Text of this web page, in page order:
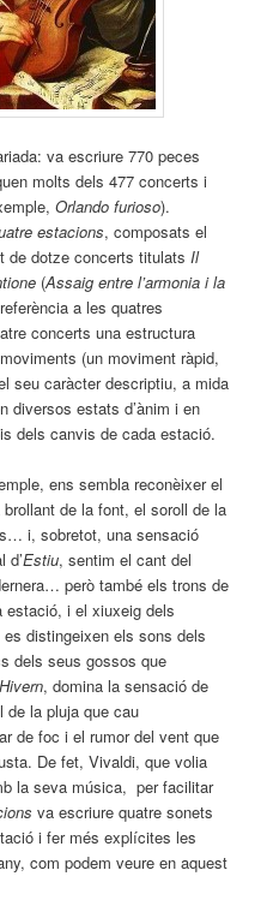
va escriure 770 peces
molts dels 477 concerts i
Orlando furioso).
estacions, composats el
de dotze concerts titulatsIl
(Assaig entre l’armonia i la
a les quatres
concerts una estructura
(un moviment ràpid,
seu caràcter descriptiu, a mida
diversos estats d’ànim i en
dels canvis de cada estació.
ens sembla reconèixer el
de la font, el soroll de la
i, sobretot, una sensació
d’Estiu, sentim el cant del
però també els trons de
estació, i el xiuxeig dels
es distingeixen els sons dels
dels seus gossos que
Hivern, domina la sensació de
de la pluja que cau
de foc i el rumor del vent que
De fet, Vivaldi, que volia
la seva música, per facilitar
va escriure quatre sonets
i fer més explícites les
com podem veure en aquest